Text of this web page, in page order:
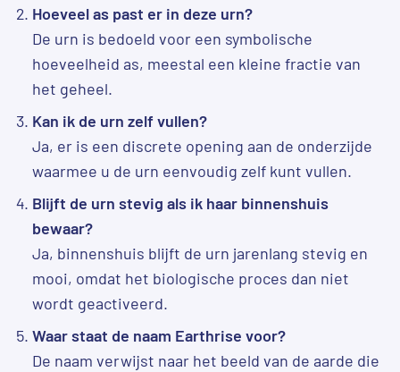
Hoeveel as past er in deze urn?
De urn is bedoeld voor een symbolische
hoeveelheid as, meestal een kleine fractie van
het geheel.
Kan ik de urn zelf vullen?
Ja, er is een discrete opening aan de onderzijde
waarmee u de urn eenvoudig zelf kunt vullen.
Blijft de urn stevig als ik haar binnenshuis
bewaar?
Ja, binnenshuis blijft de urn jarenlang stevig en
mooi, omdat het biologische proces dan niet
wordt geactiveerd.
Waar staat de naam Earthrise voor?
De naam verwijst naar het beeld van de aarde die